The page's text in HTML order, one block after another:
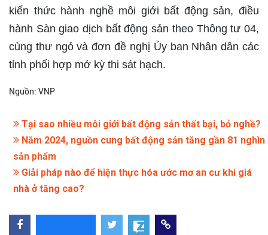
kiến thức hành nghề môi giới bất động sản, điều
hành Sàn giao dịch bất động sản theo Thông tư 04,
cùng thư ngỏ và đơn đề nghị Ủy ban Nhân dân các
tỉnh phối hợp mở kỳ thi sát hạch.
Nguồn: VNP
Tại sao nhiều môi giới bất động sản thất bại, bỏ nghề?
Năm 2024, nguồn cung bất động sản tăng gần 81 nghìn
sản phẩm
Giải pháp nào để hiện thực hóa ước mơ an cư khi giá
nhà ở tăng cao?